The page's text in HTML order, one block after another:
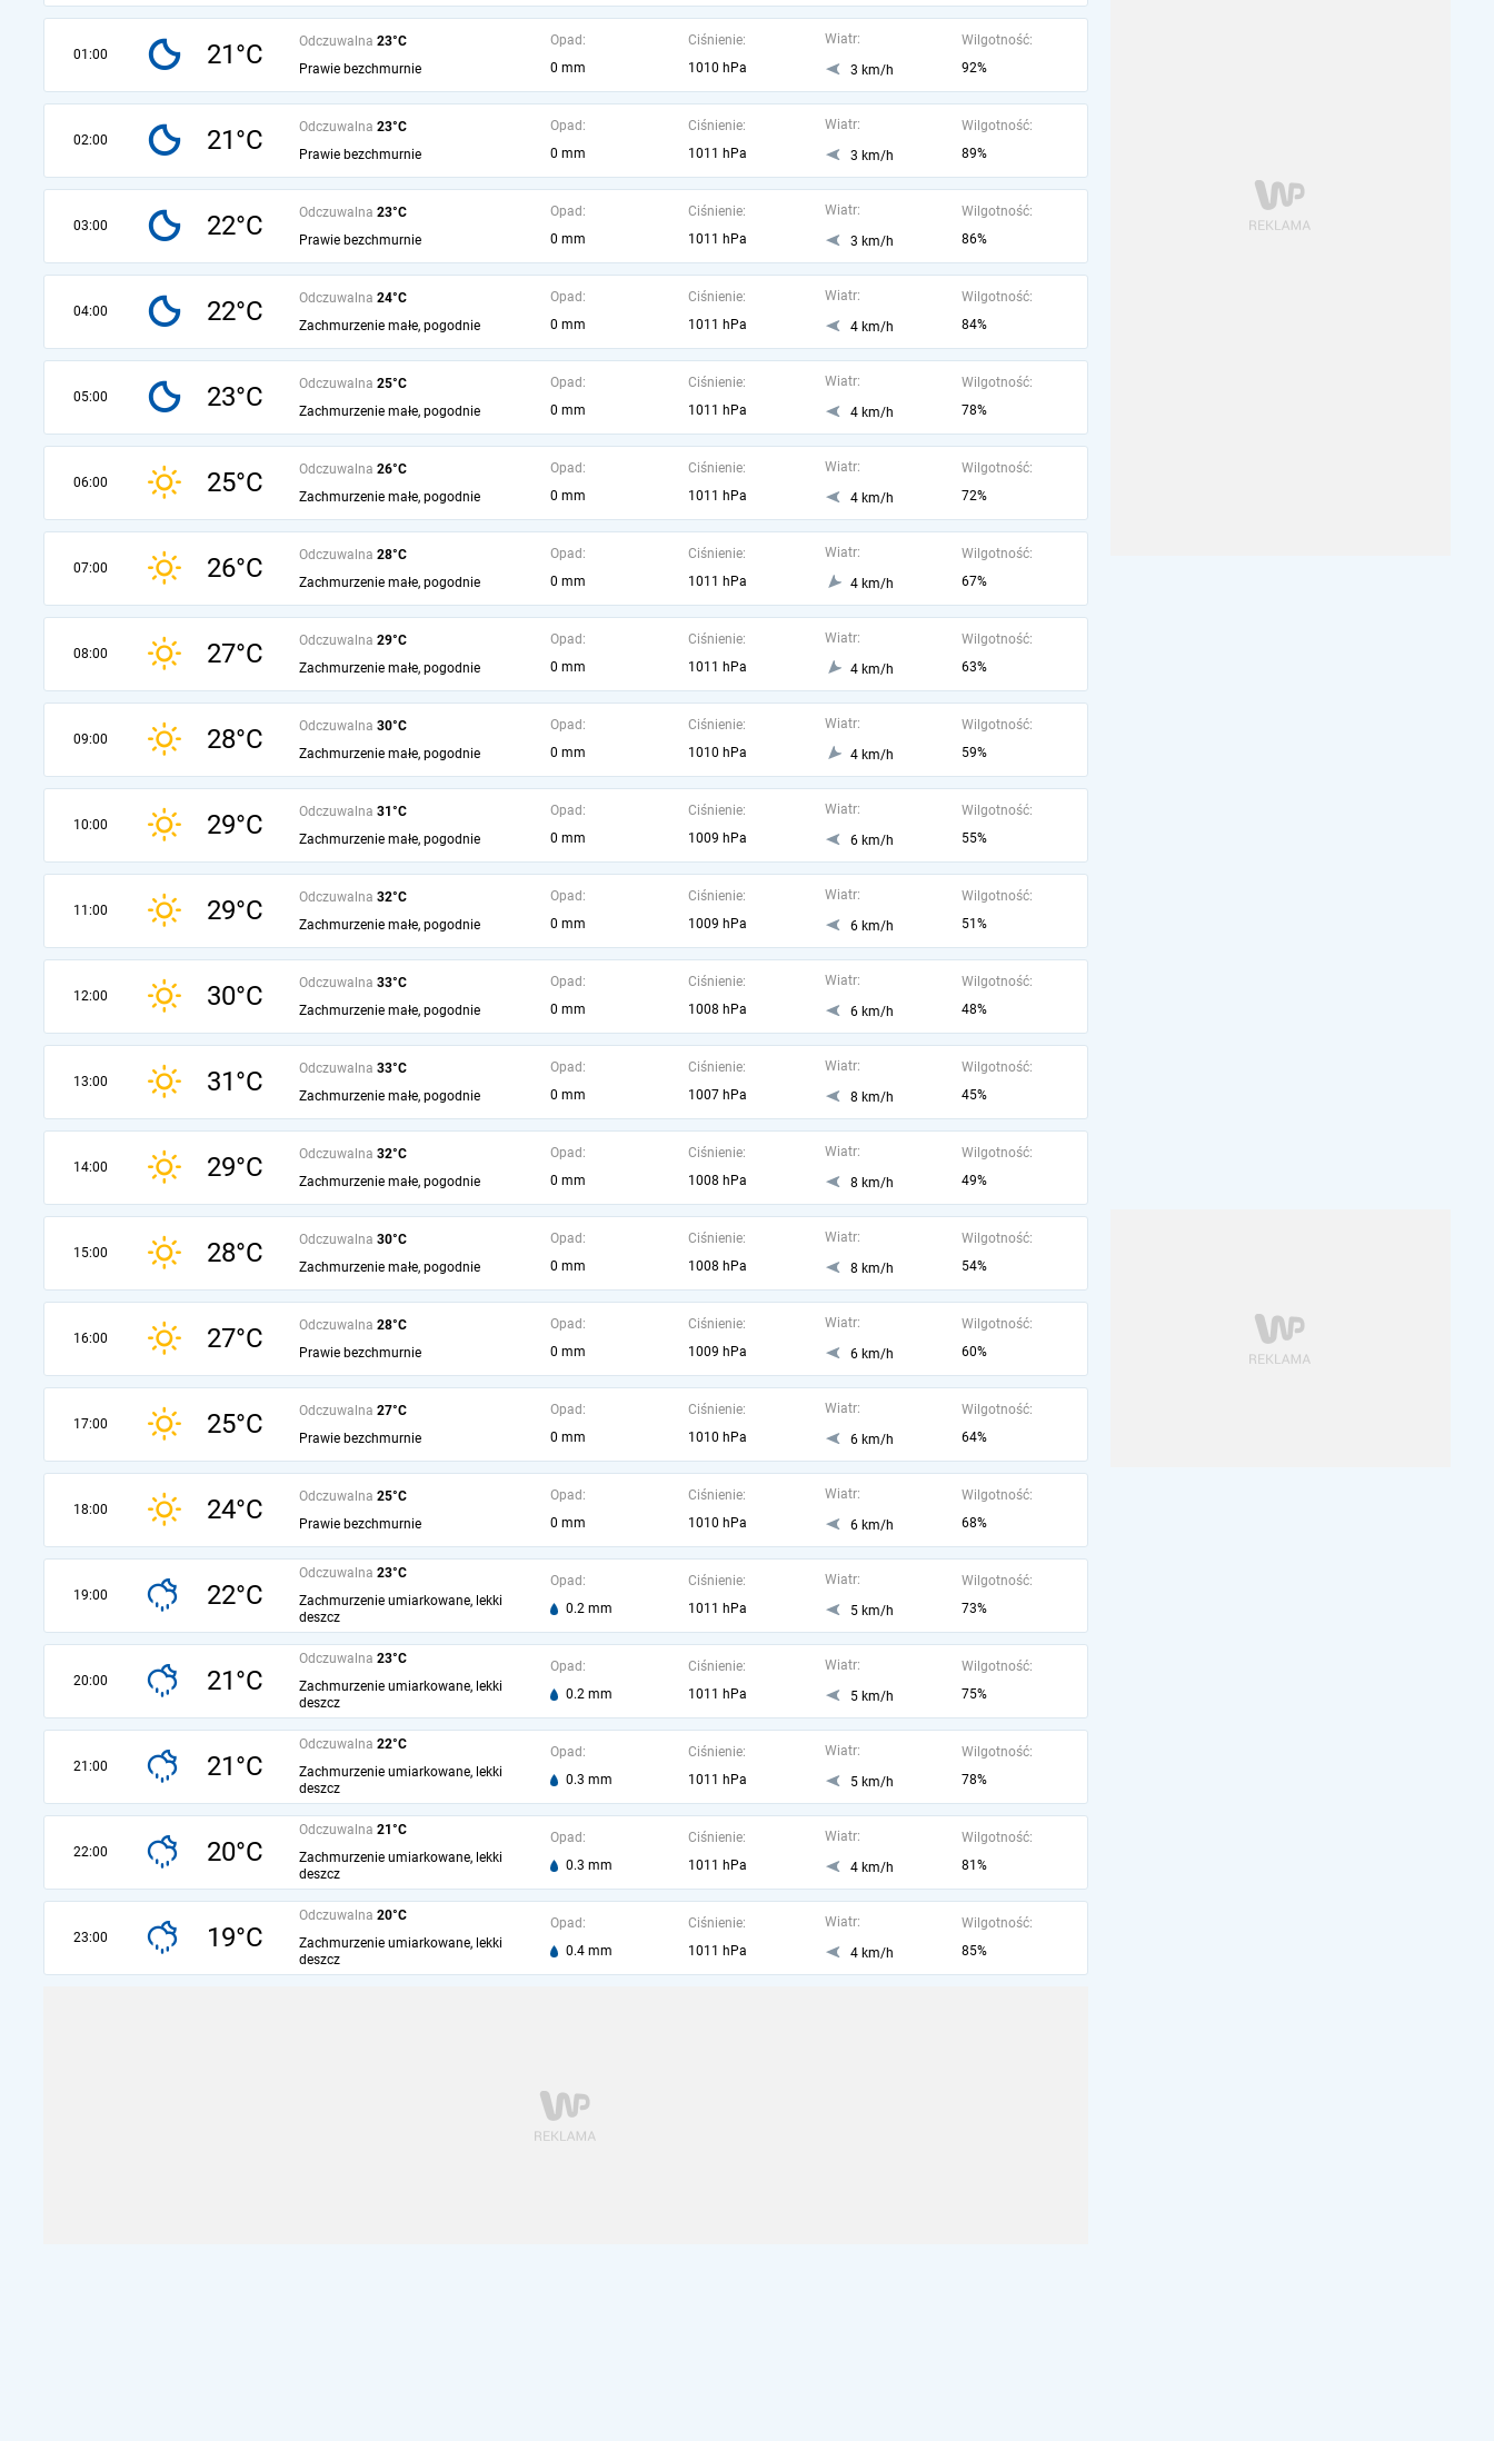
01:00 21°C Odczuwalna 23°C
Prawie bezchmurnie
Opad:
0 mm
Ciśnienie:
1010 hPa
Wiatr:
3 km/h
Wilgotność:
92%
02:00 21°C Odczuwalna 23°C
Prawie bezchmurnie
Opad:
0 mm
Ciśnienie:
1011 hPa
Wiatr:
3 km/h
Wilgotność:
89%
03:00 22°C Odczuwalna 23°C
Prawie bezchmurnie
Opad:
0 mm
Ciśnienie:
1011 hPa
Wiatr:
3 km/h
Wilgotność:
86%
04:00 22°C Odczuwalna 24°C
Zachmurzenie małe, pogodnie
Opad:
0 mm
Ciśnienie:
1011 hPa
Wiatr:
4 km/h
Wilgotność:
84%
05:00 23°C Odczuwalna 25°C
Zachmurzenie małe, pogodnie
Opad:
0 mm
Ciśnienie:
1011 hPa
Wiatr:
4 km/h
Wilgotność:
78%
06:00 25°C Odczuwalna 26°C
Zachmurzenie małe, pogodnie
Opad:
0 mm
Ciśnienie:
1011 hPa
Wiatr:
4 km/h
Wilgotność:
72%
07:00 26°C Odczuwalna 28°C
Zachmurzenie małe, pogodnie
Opad:
0 mm
Ciśnienie:
1011 hPa
Wiatr:
4 km/h
Wilgotność:
67%
08:00 27°C Odczuwalna 29°C
Zachmurzenie małe, pogodnie
Opad:
0 mm
Ciśnienie:
1011 hPa
Wiatr:
4 km/h
Wilgotność:
63%
09:00 28°C Odczuwalna 30°C
Zachmurzenie małe, pogodnie
Opad:
0 mm
Ciśnienie:
1010 hPa
Wiatr:
4 km/h
Wilgotność:
59%
10:00 29°C Odczuwalna 31°C
Zachmurzenie małe, pogodnie
Opad:
0 mm
Ciśnienie:
1009 hPa
Wiatr:
6 km/h
Wilgotność:
55%
11:00 29°C Odczuwalna 32°C
Zachmurzenie małe, pogodnie
Opad:
0 mm
Ciśnienie:
1009 hPa
Wiatr:
6 km/h
Wilgotność:
51%
12:00 30°C Odczuwalna 33°C
Zachmurzenie małe, pogodnie
Opad:
0 mm
Ciśnienie:
1008 hPa
Wiatr:
6 km/h
Wilgotność:
48%
13:00 31°C Odczuwalna 33°C
Zachmurzenie małe, pogodnie
Opad:
0 mm
Ciśnienie:
1007 hPa
Wiatr:
8 km/h
Wilgotność:
45%
14:00 29°C Odczuwalna 32°C
Zachmurzenie małe, pogodnie
Opad:
0 mm
Ciśnienie:
1008 hPa
Wiatr:
8 km/h
Wilgotność:
49%
15:00 28°C Odczuwalna 30°C
Zachmurzenie małe, pogodnie
Opad:
0 mm
Ciśnienie:
1008 hPa
Wiatr:
8 km/h
Wilgotność:
54%
16:00 27°C Odczuwalna 28°C
Prawie bezchmurnie
Opad:
0 mm
Ciśnienie:
1009 hPa
Wiatr:
6 km/h
Wilgotność:
60%
17:00 25°C Odczuwalna 27°C
Prawie bezchmurnie
Opad:
0 mm
Ciśnienie:
1010 hPa
Wiatr:
6 km/h
Wilgotność:
64%
18:00 24°C Odczuwalna 25°C
Prawie bezchmurnie
Opad:
0 mm
Ciśnienie:
1010 hPa
Wiatr:
6 km/h
Wilgotność:
68%
19:00 22°C
Odczuwalna 23°C
Zachmurzenie umiarkowane, lekki
deszcz
Opad:
0.2 mm
Ciśnienie:
1011 hPa
Wiatr:
5 km/h
Wilgotność:
73%
20:00 21°C
Odczuwalna 23°C
Zachmurzenie umiarkowane, lekki
deszcz
Opad:
0.2 mm
Ciśnienie:
1011 hPa
Wiatr:
5 km/h
Wilgotność:
75%
21:00 21°C
Odczuwalna 22°C
Zachmurzenie umiarkowane, lekki
deszcz
Opad:
0.3 mm
Ciśnienie:
1011 hPa
Wiatr:
5 km/h
Wilgotność:
78%
22:00 20°C
Odczuwalna 21°C
Zachmurzenie umiarkowane, lekki
deszcz
Opad:
0.3 mm
Ciśnienie:
1011 hPa
Wiatr:
4 km/h
Wilgotność:
81%
23:00 19°C
Odczuwalna 20°C
Zachmurzenie umiarkowane, lekki
deszcz
Opad:
0.4 mm
Ciśnienie:
1011 hPa
Wiatr:
4 km/h
Wilgotność:
85%